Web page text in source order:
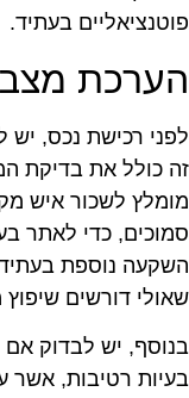
בעתיד.
רכישת נכס, יש
כולל את בדיקת
לשכור איש
כדי לאתר
נוספת
דורשים שיפוץ
יש לבדוק אם
רטיבות, אשר